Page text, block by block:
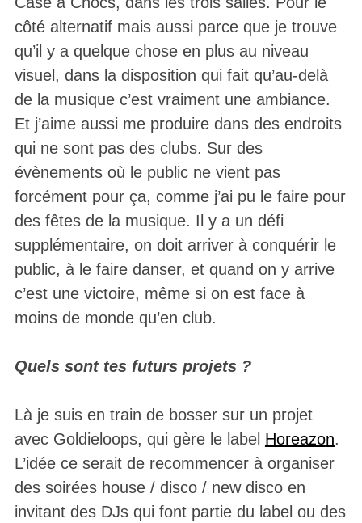
côté alternatif mais aussi parce que je trouve
qu’il y a quelque chose en plus au niveau
visuel, dans la disposition qui fait qu’au-delà
de la musique c’est vraiment une ambiance.
Et j’aime aussi me produire dans des endroits
qui ne sont pas des clubs. Sur des
évènements où le public ne vient pas
forcément pour ça, comme j’ai pu le faire pour
des fêtes de la musique. Il y a un défi
supplémentaire, on doit arriver à conquérir le
public, à le faire danser, et quand on y arrive
c’est une victoire, même si on est face à
moins de monde qu’en club.
Quels sont tes futurs projets ?
Là je suis en train de bosser sur un projet
avec Goldieloops, qui gère le label Horeazon.
L’idée ce serait de recommencer à organiser
des soirées house / disco / new disco en
invitant des DJs qui font partie du label ou des